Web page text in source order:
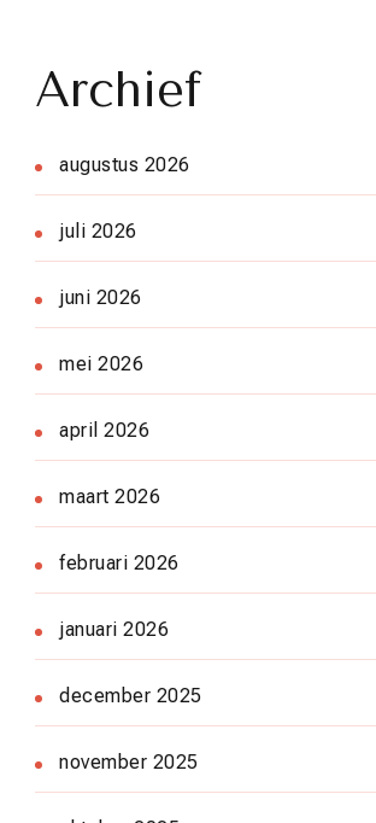
Archief
augustus 2026
juli 2026
juni 2026
mei 2026
april 2026
maart 2026
februari 2026
januari 2026
december 2025
november 2025